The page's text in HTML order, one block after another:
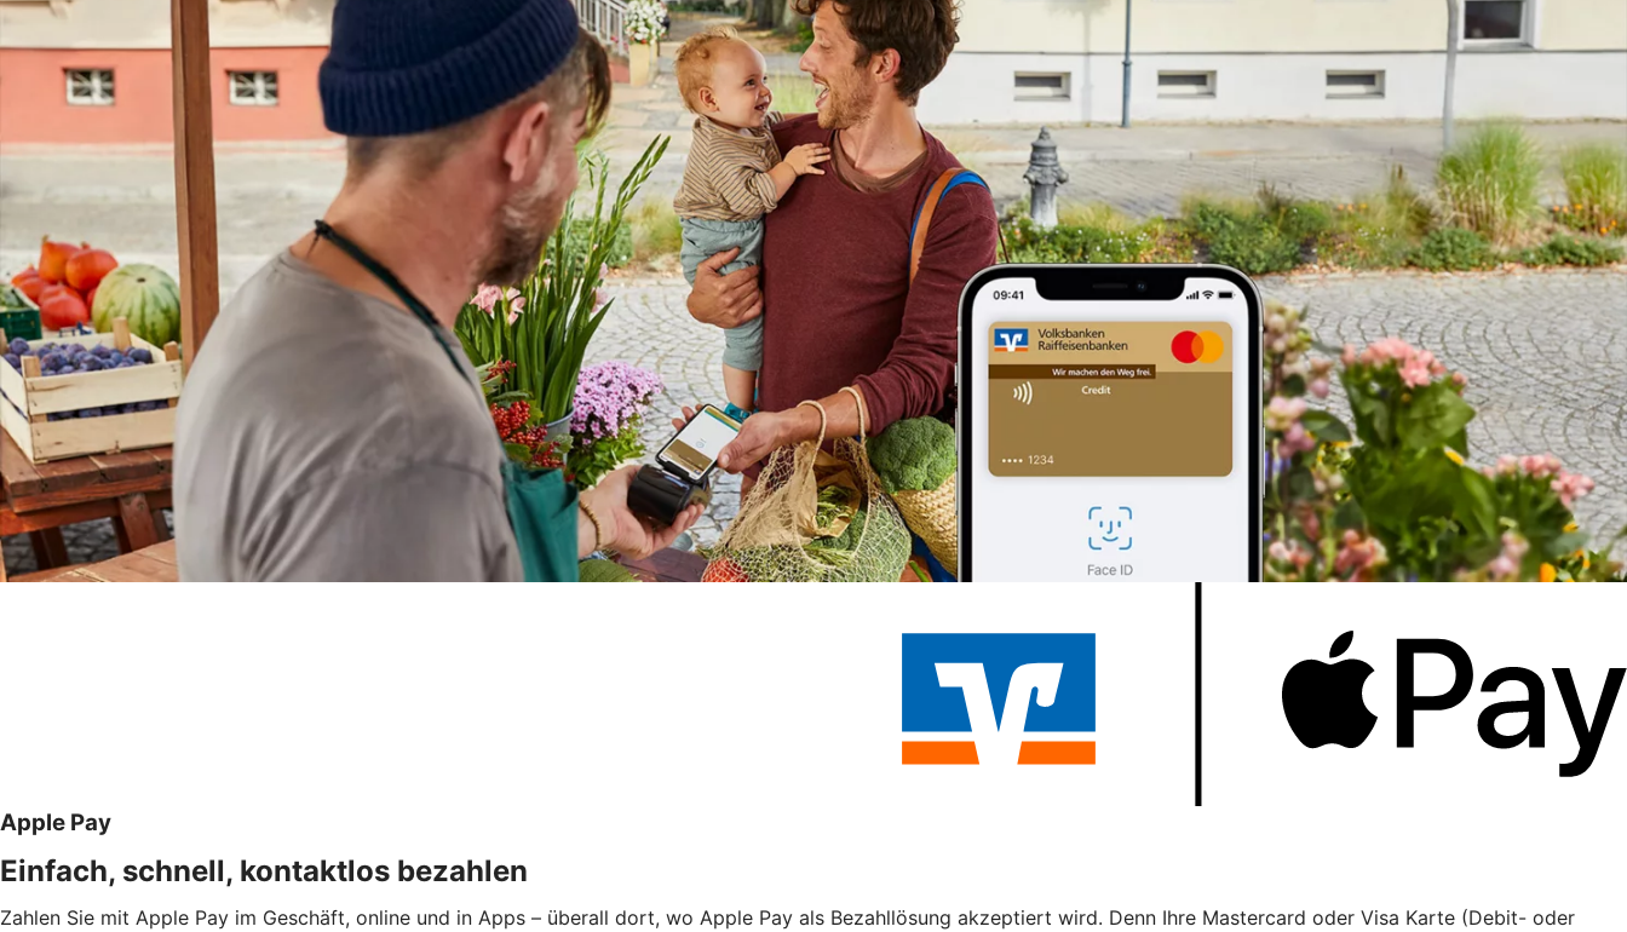
Apple Pay
Einfach, schnell, kontaktlos bezahlen
Zahlen Sie mit Apple Pay im Geschäft, online und in Apps – überall dort, wo Apple Pay als Bezahllösung akzeptiert wird. Denn Ihre Mastercard oder Visa Karte (Debit- oder